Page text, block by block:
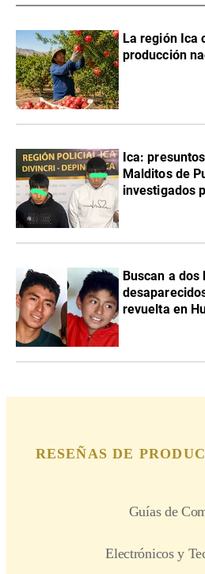
La región Ica
producción
Ica:
Malditos de
investigados
Buscan a
revuelta en